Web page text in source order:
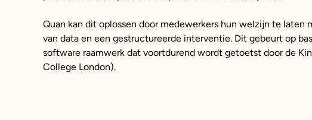
Quan kan dit oplossen door medewerkers hun welzijn te laten
van data en een gestructureerde interventie. Dit gebeurt op
software raamwerk dat voortdurend wordt getoetst door de
College London).